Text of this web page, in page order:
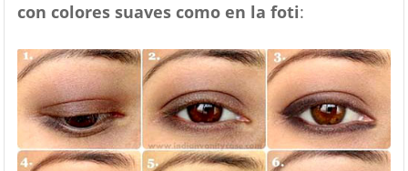
con colores suaves como en la foti: